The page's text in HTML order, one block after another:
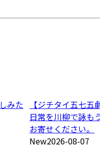
みた
【ジチタイ五七五
日常を川柳で詠も
お寄せください。
New2026-08-07